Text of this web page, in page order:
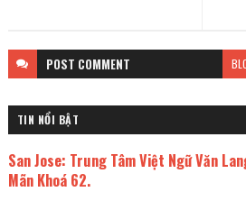
POST COMMENT
TIN NỔI BẬT
San Jose: Trung Tâm Việt Ngữ Văn
Mãn Khoá 62.